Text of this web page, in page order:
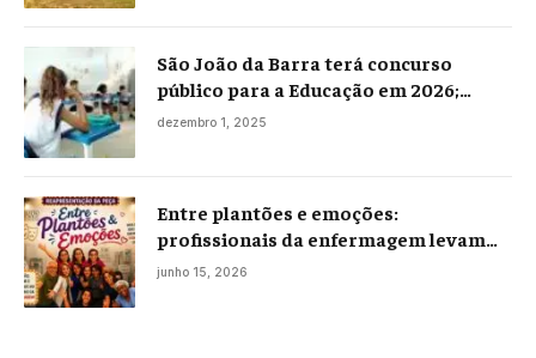
São João da Barra terá concurso
público para a Educação em 2026;
projeto já está na Câmara
dezembro 1, 2025
Entre plantões e emoções:
profissionais da enfermagem levam
histórias reais ao palco em Campos
junho 15, 2026